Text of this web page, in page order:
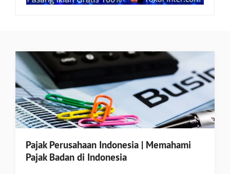
Pajak Perusahaan Indonesia | Memahami
Pajak Badan di Indonesia